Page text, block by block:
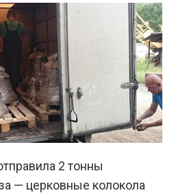
2 тонны
— церковные колокола